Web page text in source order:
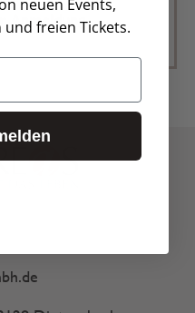
Anmeldung
neuen Events,
freien Tickets.